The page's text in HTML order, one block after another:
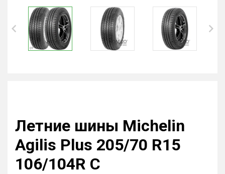
Летние шины Michelin
Agilis Plus 205/70 R15
106/104R C